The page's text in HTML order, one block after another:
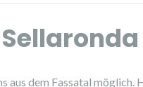
aus dem Fassatal